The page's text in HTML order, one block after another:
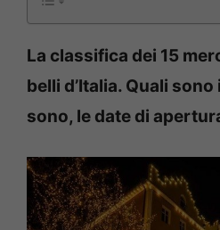
La classifica dei 15
belli d’Italia. Quali
sono, le date di